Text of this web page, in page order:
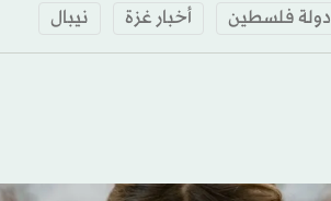
دولة فلسطين أخبار غزة نيبال